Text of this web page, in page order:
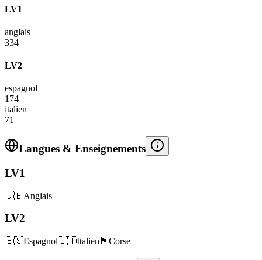
LV1
anglais
334
LV2
espagnol
174
italien
71
Langues & Enseignements
LV1
🇬🇧Anglais
LV2
🇪🇸Espagnol🇮🇹Italien 🏴 Corse